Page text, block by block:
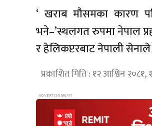
‘ खराब मौसमका कारण
भने–’स्थलगत रुपमा नेपाल
र हेलिकप्टरबाट नेपाली सेनाले
प्रकाशित मिति : १२ आश्विन